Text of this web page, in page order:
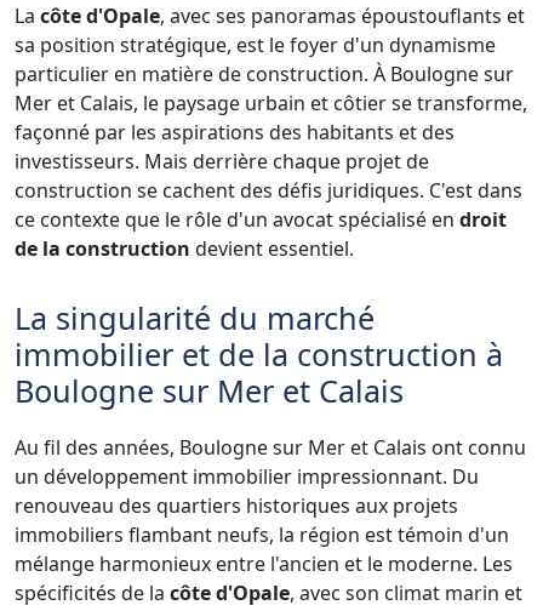
La côte d'Opale, avec ses panoramas époustouflants et
sa position stratégique, est le foyer d'un dynamisme
particulier en matière de construction. À Boulogne sur
Mer et Calais, le paysage urbain et côtier se transforme,
façonné par les aspirations des habitants et des
investisseurs. Mais derrière chaque projet de
construction se cachent des défis juridiques. C'est dans
ce contexte que le rôle d'un avocat spécialisé en droit
de la construction devient essentiel.
La singularité du marché
immobilier et de la construction à
Boulogne sur Mer et Calais
Au fil des années, Boulogne sur Mer et Calais ont connu
un développement immobilier impressionnant. Du
renouveau des quartiers historiques aux projets
immobiliers flambant neufs, la région est témoin d'un
mélange harmonieux entre l'ancien et le moderne. Les
spécificités de la côte d'Opale, avec son climat marin et